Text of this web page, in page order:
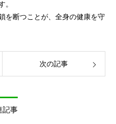
。
を断つことが、全身の健康を守
次の記事
記事